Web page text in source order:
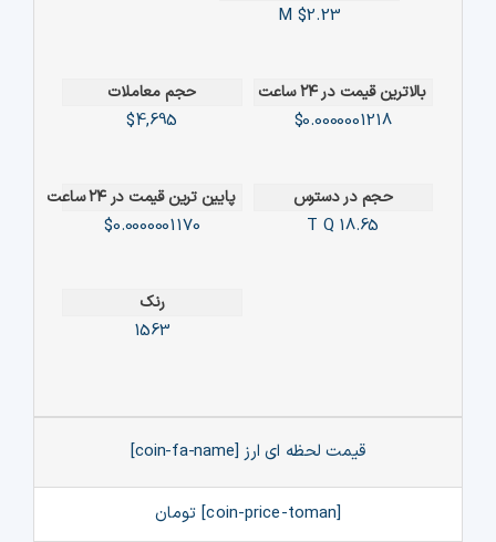
$2.23 M
حجم معاملات
$4,695
بالاترین قیمت در ۲۴ ساعت
$0.0000001218
پایین ترین قیمت در ۲۴ ساعت
$0.0000001170
حجم در دسترس
18.65 T
Q
رنک
1563
قیمت لحظه ای ارز [coin-fa-name]
[coin-price-toman] تومان